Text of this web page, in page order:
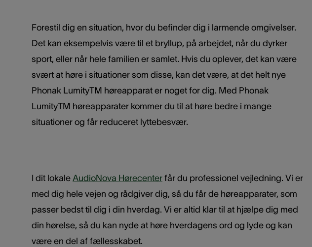
Forestil dig en situation, hvor du befinder dig i larmende omgivelser.
Det kan eksempelvis være til et bryllup, på arbejdet, når du dyrker
sport, eller når hele familien er samlet. Hvis du oplever, det kan være
svært at høre i situationer som disse, kan det være, at det helt nye
Phonak LumityTM høreapparat er noget for dig. Med Phonak
LumityTM høreapparater kommer du til at høre bedre i mange
situationer og får reduceret lyttebesvær.
I dit lokale AudioNova Hørecenter får du professionel vejledning. Vi er
med dig hele vejen og rådgiver dig, så du får de høreapparater, som
passer bedst til dig i din hverdag. Vi er altid klar til at hjælpe dig med
din hørelse, så du kan nyde at høre hverdagens ord og lyde og kan
være en del af fællesskabet.